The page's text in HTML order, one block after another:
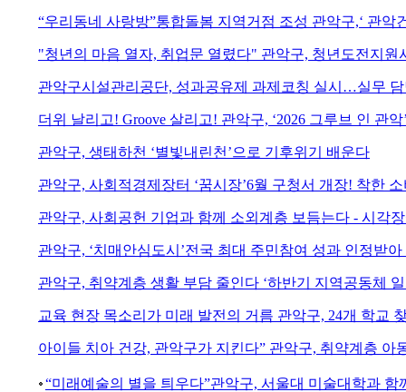
“우리동네 사랑방”통합돌봄 지역거점 조성 관악구,‘ 관악
"청년의 마음 열자, 취업문 열렸다" 관악구, 청년도전지원
관악구시설관리공단, 성과공유제 과제코칭 실시…실무
더위 날리고! Groove 살리고! 관악구, ‘2026 그루브 인 관악
관악구, 생태하천 ‘별빛내린천’으로 기후위기 배운다
관악구, 사회적경제장터 ‘꿈시장’6월 구청서 개장! 착한
관악구, 사회공헌 기업과 함께 소외계층 보듬는다 - 시각
관악구, ‘치매안심도시’전국 최대 주민참여 성과 인정받
관악구, 취약계층 생활 부담 줄인다 ‘하반기 지역공동체
교육 현장 목소리가 미래 발전의 거름 관악구, 24개 학교
아이들 치아 건강, 관악구가 지킨다” 관악구, 취약계층 아
“미래예술의 별을 틔우다”관악구, 서울대 미술대학과 함